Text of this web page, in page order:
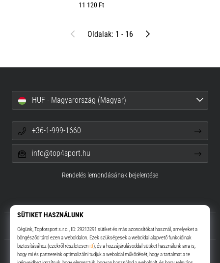
11 120 Ft
Előző Oldalak: 1 - 16 Következő
Rólunk
Ügyfélszolgálat
HUF - Magyarország (Magyar)
+36-1-999-1660
info@top4sport.hu
Rendelés lemondásának bejelentése